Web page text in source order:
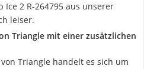
Ice 2 R-264795 aus unserer
leiser.
Triangle mit einer zusätzlichen
Triangle handelt es sich um